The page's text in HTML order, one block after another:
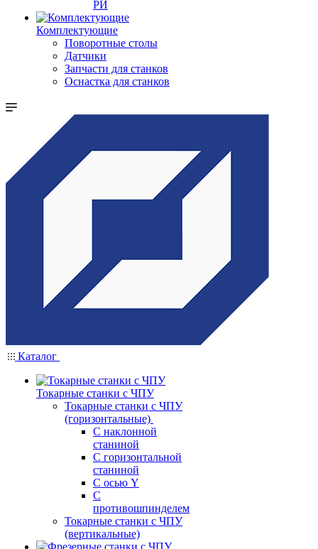
РИ
Комплектующие
Поворотные столы
Датчики
Запчасти для станков
Оснастка для станков
Каталог
Токарные станки с ЧПУ
Токарные станки с ЧПУ
(горизонтальные)
С наклонной
станиной
С горизонтальной
станиной
С осью Y
С
противошпинделем
Токарные станки с ЧПУ
(вертикальные)